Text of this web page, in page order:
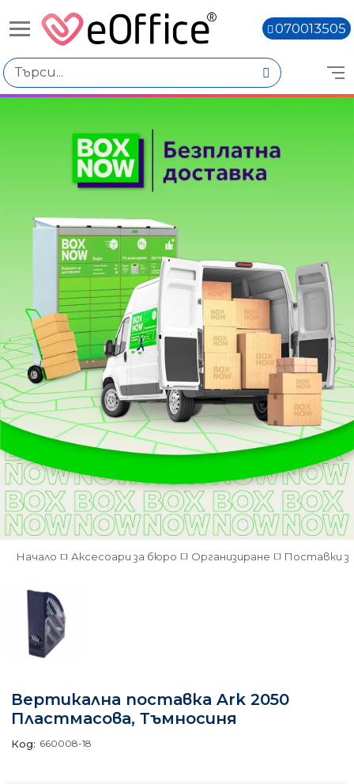
070013505
Начало Аксесоари за бюро Организиране Поставки
Вертикална поставка Ark 2050
Пластмасова, Тъмносиня
Код: 660008-18